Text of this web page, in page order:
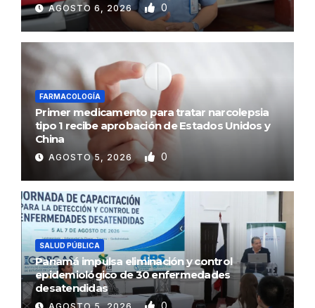
AGOSTO 6, 2026 0
FARMACOLOGÍA
Primer medicamento para tratar narcolepsia
tipo 1 recibe aprobación de Estados Unidos y
China
AGOSTO 5, 2026 0
SALUD PÚBLICA
Panamá impulsa eliminación y control
epidemiológico de 30 enfermedades
desatendidas
0